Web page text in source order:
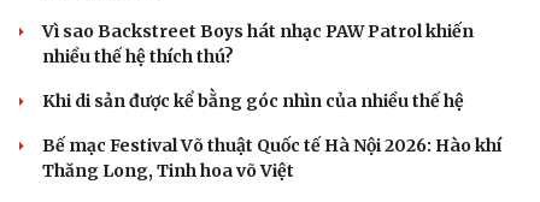
Vì sao Backstreet Boys hát nhạc PAW Patrol khiến
nhiều thế hệ thích thú?
Khi di sản được kể bằng góc nhìn của nhiều thế hệ
Bế mạc Festival Võ thuật Quốc tế Hà Nội 2026: Hào khí
Thăng Long, Tinh hoa võ Việt